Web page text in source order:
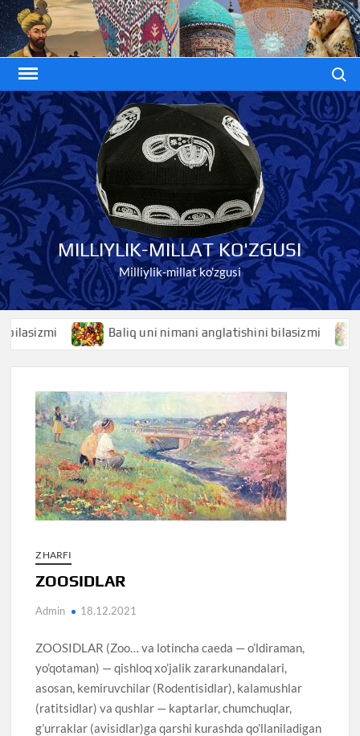
Skip
to
content
MILLIYLIK-MILLAT KO'ZGUSI
Milliylik-millat ko'zgusi
Baliq uni nimani anglatishini bilasizmi
Z HARFI
ZOOSIDLAR
Admin 18.12.2021
ZOOSIDLAR (Zoo… va lotincha caeda — o’ldiraman,
yo’qotaman) — qishloq xo’jalik zararkunandalari,
asosan, kemiruvchilar (Rodentisidlar), kalamushlar
(ratitsidlar) va qushlar — kaptarlar, chumchuqlar,
g’urraklar (avisidlar)ga qarshi kurashda qo’llaniladigan